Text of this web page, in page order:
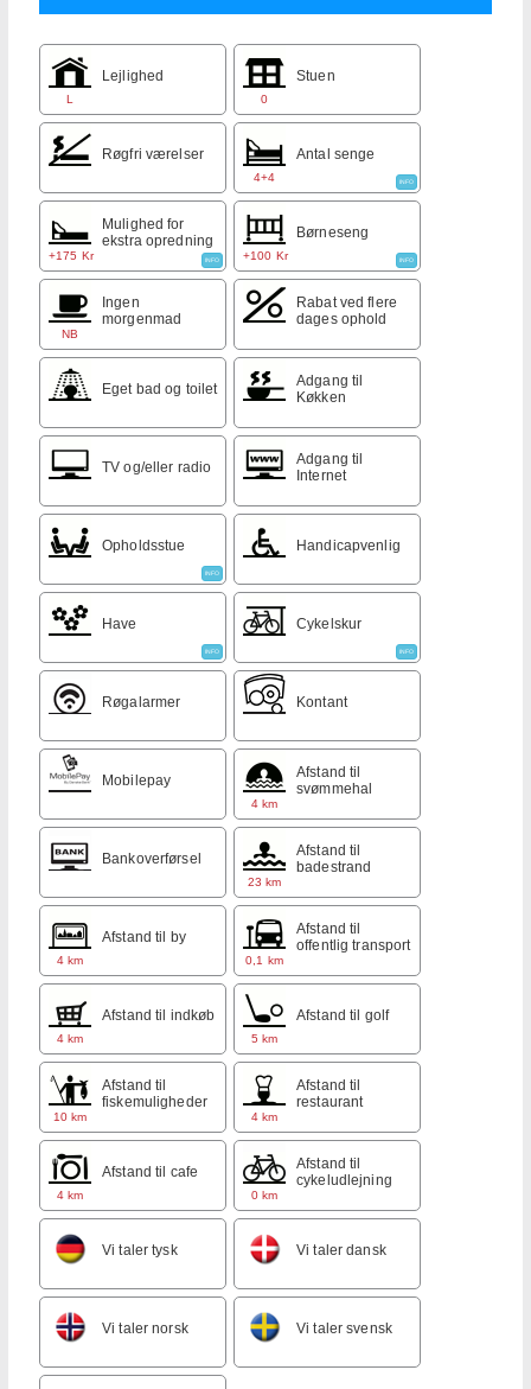
L
Lejlighed
0
Stuen
Røgfri værelser
4+4
Antal senge
INFO
+175 Kr
Mulighed for
ekstra opredning
INFO +100 Kr
Børneseng
INFO
NB
Ingen
morgenmad
Rabat ved flere
dages ophold
Eget bad og toilet
Adgang til
Køkken
TV og/eller radio
Adgang til
Internet
Opholdsstue
INFO
Handicapvenlig
Have
INFO
Cykelskur
INFO
Røgalarmer Kontant
Mobilepay
4 km
Afstand til
svømmehal
Bankoverførsel
23 km
Afstand til
badestrand
4 km
Afstand til by
0,1 km
Afstand til
offentlig transport
4 km
Afstand til indkøb
5 km
Afstand til golf
10 km
Afstand til
fiskemuligheder
4 km
Afstand til
restaurant
4 km
Afstand til cafe
0 km
Afstand til
cykeludlejning
Vi taler tysk Vi taler dansk
Vi taler norsk Vi taler svensk